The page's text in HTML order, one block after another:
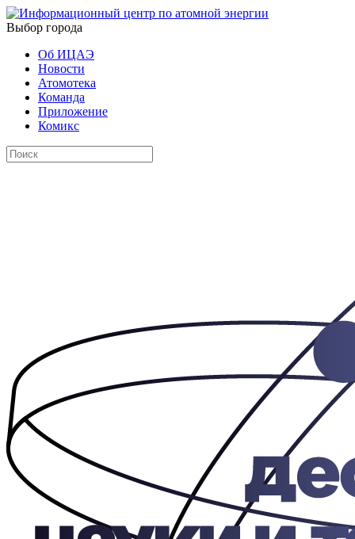
Выбор города
Об ИЦАЭ
Новости
Атомотека
Команда
Приложение
Комикс